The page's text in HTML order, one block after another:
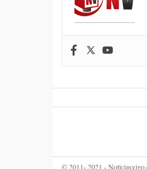
© 2011- 2021 -